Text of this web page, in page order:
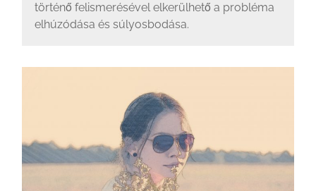
történő felismerésével elkerülhető a probléma
elhúzódása és súlyosbodása.